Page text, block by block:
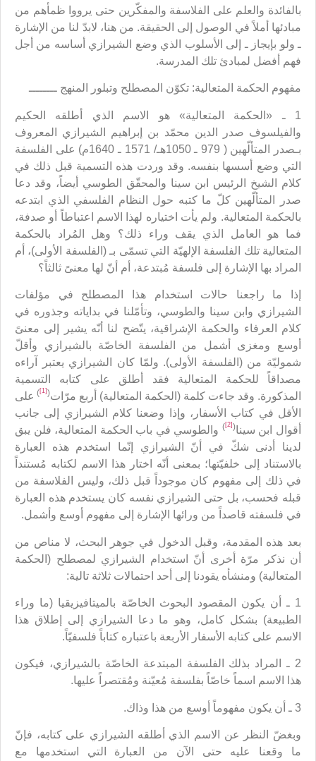
بالفائدة والعلم على الفلاسفة والمفكّرين حتى يرووا ظمأهم من
مبادئها أملاً في الوصول إلى الحقيقة. من هنا، لابدّ لنا من الإشارة
ـ ولو بإيجاز ـ إلى الأسلوب الذي وضع الشيرازي أساسه من أجل
فهم أفضل لمبادئ تلك المدرسة.
مفهوم الحكمة المتعالية: تكوّن المصطلح وتبلور المنهج ــــــــ
1 ـ «الحكمة المتعالية» هو الاسم الذي أطلقه الحكيم
والفيلسوف صدر الدين محمّد بن إبراهيم الشيرازي المعروف
بـصدر المتألّهين ( 979 ـ 1050هـ/ 1571 ـ 1640م) على الفلسفة
التي وضع أسسها بنفسه. وقد وردت هذه التسمية قبل ذلك في
كلام الشيخ الرئيس ابن سينا والمحقّق الطوسي أيضاً، وقد دعا
صدر المتألّهين كلّ ما كتبه حول النظام الفلسفي الذي ابتدعه
بالحكمة المتعالية. ولم يأت اختياره لهذا الاسم اعتباطاً أو صدفة،
فما هو العامل الذي يقف وراء ذلك؟ وهل المُراد بالحكمة
المتعالية تلك الفلسفة الإلهيّة التي تسمّى بـ (الفلسفة الأولى)، أم
المراد بها الإشارة إلى فلسفة مُبتدعة، أم أنّ لها معنىً ثالثاً؟
إذا ما راجعنا حالات استخدام هذا المصطلح في مؤلفات
الشيرازي وابن سينا والطوسي، وتأمّلنا في بداياته وجذوره في
كلام العرفاء والحكمة الإشراقية، يتّضح لنا أنّه يشير إلى معنىً
أوسع ومغزى أشمل من الفلسفة الخاصّة بالشيرازي وأقلّ
شموليّة من (الفلسفة الأولى). ولمّا كان الشيرازي يعتبر آراءه
مصداقاً للحكمة المتعالية فقد أطلق على كتابه التسمية
المذكورة. وقد جاءت كلمة (الحكمة المتعالية) أربع مرّات(
[1]
) على
الأقل في كتاب الأسفار، وإذا وضعنا كلام الشيرازي إلى جانب
أقوال ابن سينا(
[2]
) والطوسي في باب الحكمة المتعالية، فلن يبق
لدينا أدنى شكّ في أنّ الشيرازي إنّما استخدم هذه العبارة
بالاستناد إلى خلفيّتها؛ بمعنى أنّه اختار هذا الاسم لكتابه مُستنداً
في ذلك إلى مفهوم كان موجوداً قبل ذلك، وليس الفلاسفة من
قبله فحسب، بل حتى الشيرازي نفسه كان يستخدم هذه العبارة
في فلسفته قاصداً من ورائها الإشارة إلى مفهوم أوسع وأشمل.
بعد هذه المقدمة، وقبل الدخول في جوهر البحث، لا مناص من
أن نذكر مرّة أخرى أنّ استخدام الشيرازي لمصطلح (الحكمة
المتعالية) ومنشأه يقودنا إلى أحد احتمالات ثلاثة تالية:
1 ـ أن يكون المقصود البحوث الخاصّة بالميتافيزيقيا (ما وراء
الطبيعة) بشكل كامل، وهو ما دعا الشيرازي إلى إطلاق هذا
الاسم على كتابه الأسفار الأربعة باعتباره كتاباً فلسفيّاً.
2 ـ المراد بذلك الفلسفة المبتدعة الخاصّة بالشيرازي، فيكون
هذا الاسم اسماً خاصّاً بفلسفة مُعيّنة ومُقتصراً عليها.
3 ـ أن يكون مفهوماً أوسع من هذا وذاك.
وبغضّ النظر عن الاسم الذي أطلقه الشيرازي على كتابه، فإنّ
ما وقعنا عليه حتى الآن من العبارة التي استخدمها مع